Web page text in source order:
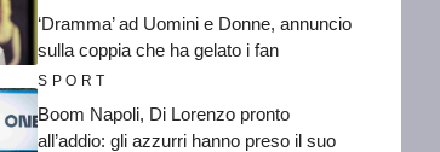
‘Dramma’ ad Uomini e Donne, annuncio
sulla coppia che ha gelato i fan
SPORT
Boom Napoli, Di Lorenzo pronto
all’addio: gli azzurri hanno preso il suo